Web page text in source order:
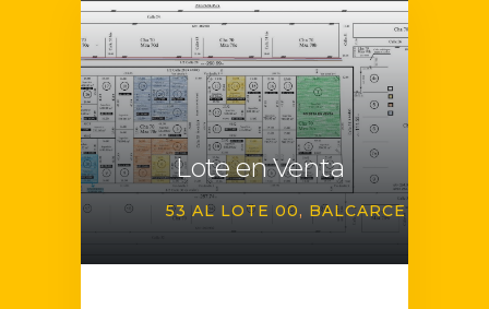
Lote en Venta
53 AL LOTE 00 BALCARCE